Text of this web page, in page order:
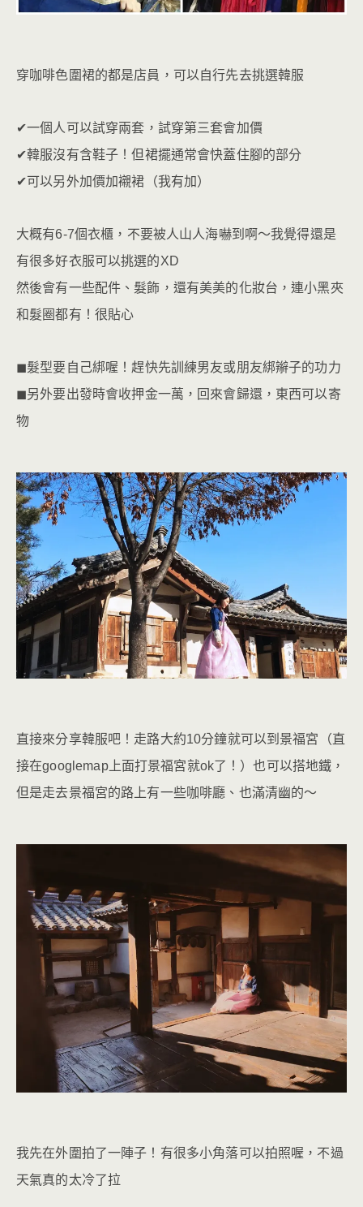
穿咖啡色圍裙的都是店員，可以自行先去挑選韓服
✔一個人可以試穿兩套，試穿第三套會加價
✔韓服沒有含鞋子！但裙擺通常會快蓋住腳的部分
✔可以另外加價加襯裙（我有加）
大概有6-7個衣櫃，不要被人山人海嚇到啊～我覺得還是
有很多好衣服可以挑選的XD
然後會有一些配件、髮飾，還有美美的化妝台，連小黑夾
和髮圈都有！很貼心
◼︎髮型要自己綁喔！趕快先訓練男友或朋友綁辮子的功力
◼︎另外要出發時會收押金一萬，回來會歸還，東西可以寄
物
直接來分享韓服吧！走路大約10分鐘就可以到景福宮（直
接在googlemap上面打景福宮就ok了！）也可以搭地鐵，
但是走去景福宮的路上有一些咖啡廳、也滿清幽的～
我先在外圍拍了一陣子！有很多小角落可以拍照喔，不過
天氣真的太冷了拉